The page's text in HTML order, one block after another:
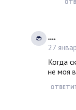
....
27
Когда
не моя